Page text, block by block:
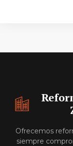
Ofrecemos
siempre